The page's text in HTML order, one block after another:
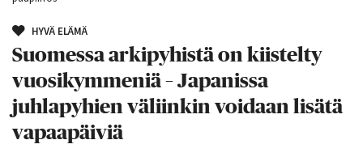
HYVÄ ELÄMÄ
Suomessa arkipyhistä on kiistelty
vuosikymmeniä – Japanissa
juhlapyhien väliinkin voidaan lisätä
vapaapäiviä